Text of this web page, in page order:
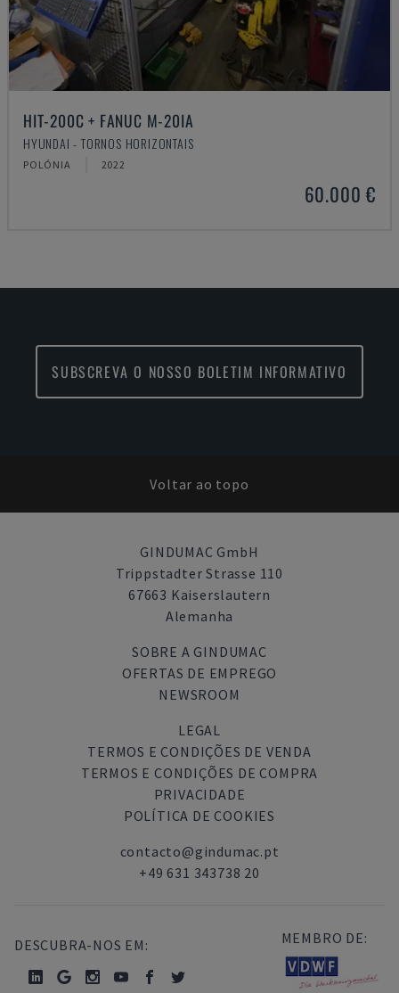
HIT-200C + FANUC M-20IA
HYUNDAI - TORNOS HORIZONTAIS
POLÓNIA 2022
60.000 €
SUBSCREVA O NOSSO BOLETIM INFORMATIVO
Voltar ao topo
GINDUMAC GmbH
Trippstadter Strasse 110
67663 Kaiserslautern
Alemanha
SOBRE A GINDUMAC
OFERTAS DE EMPREGO
NEWSROOM
LEGAL
TERMOS E CONDIÇÕES DE VENDA
TERMOS E CONDIÇÕES DE COMPRA
PRIVACIDADE
POLÍTICA DE COOKIES
contacto@gindumac.pt
+49 631 343738 20
DESCUBRA-NOS EM: MEMBRO DE: